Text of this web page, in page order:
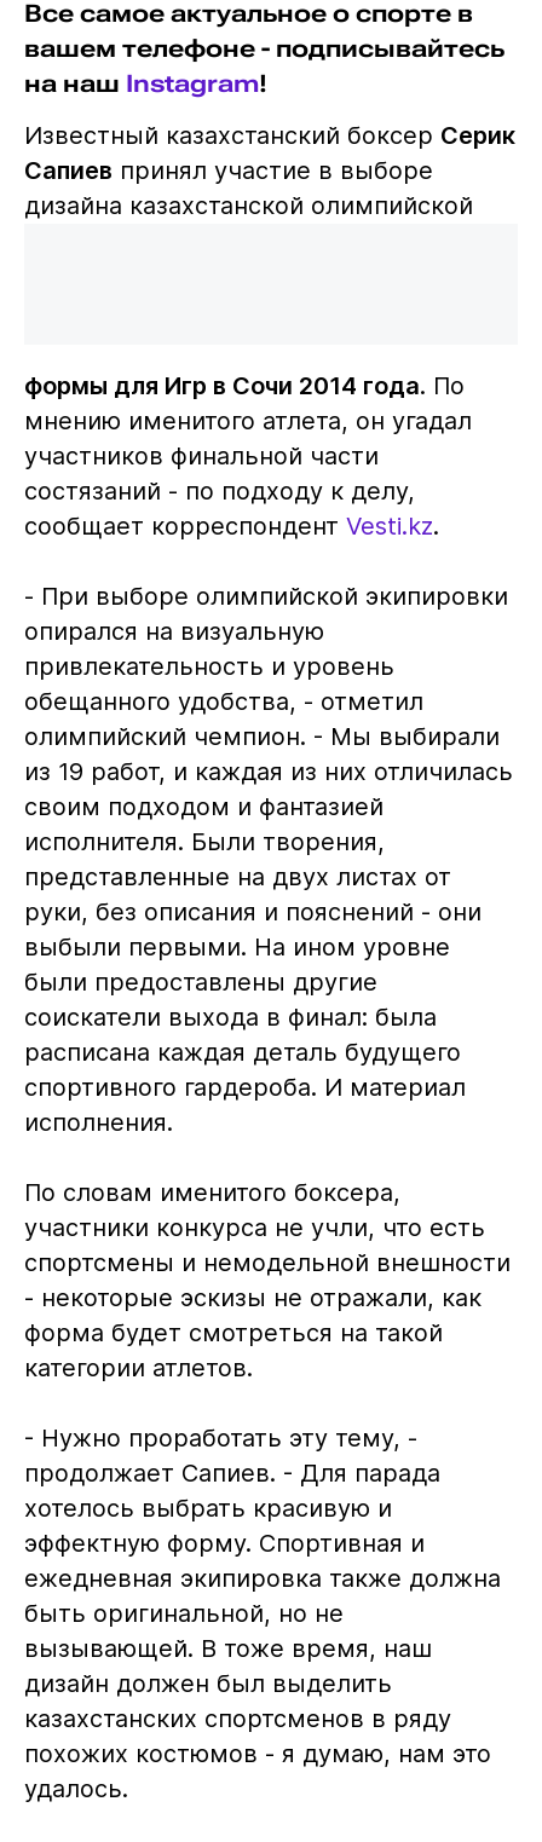
Все самое актуальное о спорте в
вашем телефоне - подписывайтесь
на наш Instagram!
Известный казахстанский боксер Серик
Сапиев принял участие в выборе
дизайна казахстанской олимпийской
формы для Игр в Сочи 2014 года. По
мнению именитого атлета, он угадал
участников финальной части
состязаний - по подходу к делу,
сообщает корреспондент Vesti.kz.
- При выборе олимпийской экипировки
опирался на визуальную
привлекательность и уровень
обещанного удобства, - отметил
олимпийский чемпион. - Мы выбирали
из 19 работ, и каждая из них отличилась
своим подходом и фантазией
исполнителя. Были творения,
представленные на двух листах от
руки, без описания и пояснений - они
выбыли первыми. На ином уровне
были предоставлены другие
соискатели выхода в финал: была
расписана каждая деталь будущего
спортивного гардероба. И материал
исполнения.
По словам именитого боксера,
участники конкурса не учли, что есть
спортсмены и немодельной внешности
- некоторые эскизы не отражали, как
форма будет смотреться на такой
категории атлетов.
- Нужно проработать эту тему, -
продолжает Сапиев. - Для парада
хотелось выбрать красивую и
эффектную форму. Спортивная и
ежедневная экипировка также должна
быть оригинальной, но не
вызывающей. В тоже время, наш
дизайн должен был выделить
казахстанских спортсменов в ряду
похожих костюмов - я думаю, нам это
удалось.